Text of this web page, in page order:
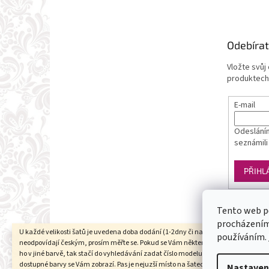
Tento web
používáním.
U každé velikosti šatů je uvedena doba dodání (1-2dny či na objednání). Velikosti
neodpovídají českým, prosím měřte se. Pokud se Vám některý model líbí a chtěli
ho v jiné barvě, tak stačí do vyhledávání zadat číslo modelu(třeba 1960) a
dostupné barvy se Vám zobrazí. Pas je nejuzší místo na šatech (většinou cca 6cm
Vložte svůj
E-mail